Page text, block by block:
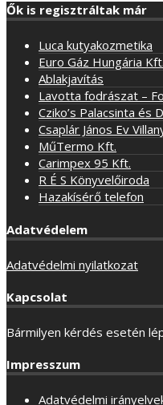
Ők is regisztráltak már
Luca kutyakozmetika
Euro Gáz Hungária Kft.
Ablakjavítás
Lavotta fodrászat –
Cziko’s Palacsinta és
Csaplár János Ev
MűTermo Kft.
Carimpex 95 Kft.
R É S Könyvelőiroda
Hazakísérő telefon
Adatvédelem
Adatvédelmi nyilatkozat
Kapcsolat
Bármilyen kérdés esetén
Impresszum
Adatvédelmi